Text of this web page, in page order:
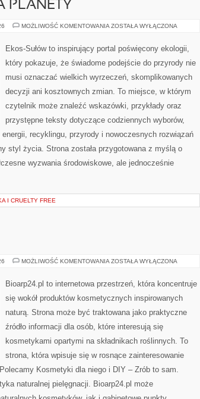
PLANETY
MOŻLIWOŚĆ KOMENTOWANIA TECHNOLOGIE
ZOSTAŁA WYŁĄCZONA
Ekos-Sułów to inspirujący portal poświęcony ekologii,
który pokazuje, że świadome podejście do przyrody nie
musi oznaczać wielkich wyrzeczeń, skomplikowanych
decyzji ani kosztownych zmian. To miejsce, w którym
czytelnik może znaleźć wskazówki, przykłady oraz
przystępne teksty dotyczące codziennych wyborów,
recyklingu, przyrody i nowoczesnych rozwiązań
styl życia. Strona została przygotowana z myślą o
wyzwania środowiskowe, ale jednocześnie
I CRUELTY FREE
MOŻLIWOŚĆ KOMENTOWANIA EKO-
ZOSTAŁA WYŁĄCZONA
Bioarp24.pl to internetowa przestrzeń, która koncentruje
się wokół produktów kosmetycznych inspirowanych
naturą. Strona może być traktowana jako praktyczne
źródło informacji dla osób, które interesują się
kosmetykami opartymi na składnikach roślinnych. To
strona, która wpisuje się w rosnące zainteresowanie
Kosmetyki dla niego i DIY – Zrób to sam.
naturalnej pielęgnacji. Bioarp24.pl może